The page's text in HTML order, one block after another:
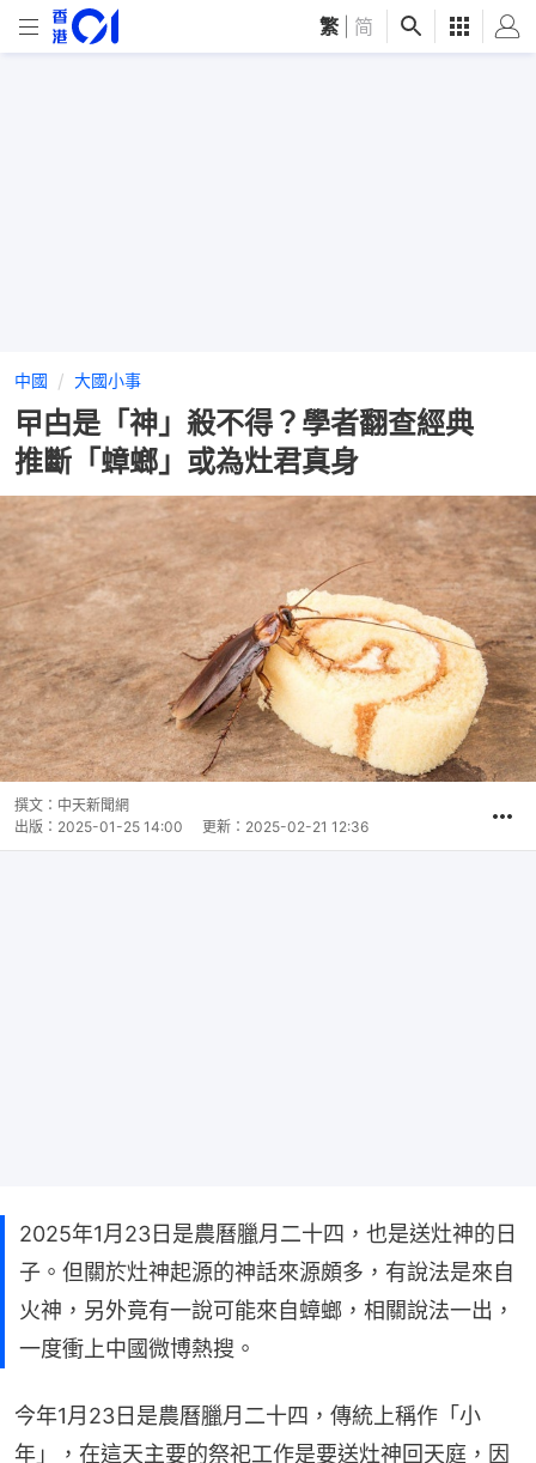
繁 简
中國 大國小事
曱甴是「神」殺不得？學者翻查經典
推斷「蟑螂」或為灶君真身
撰文： 中天新聞網
出版： 2025-01-25 14:00 更新： 2025-02-21 12:36
2025年1月23日是農曆臘月二十四，也是送灶神的日
子。但關於灶神起源的神話來源頗多，有說法是來自
火神，另外竟有一說可能來自蟑螂，相關說法一出，
一度衝上中國微博熱搜。
今年1月23日是農曆臘月二十四，傳統上稱作「小
年」，在這天主要的祭祀工作是要送灶神回天庭，因